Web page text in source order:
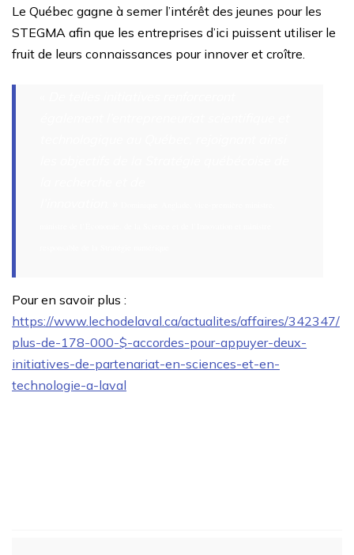
Le Québec gagne à semer l’intérêt des jeunes pour les
STEGMA afin que les entreprises d’ici puissent utiliser le
fruit de leurs connaissances pour innover et croître.
Pour en savoir plus :
https://www.lechodelaval.ca/actualites/affaires/342347/
plus-de-178-000-$-accordes-pour-appuyer-deux-
initiatives-de-partenariat-en-sciences-et-en-
technologie-a-laval